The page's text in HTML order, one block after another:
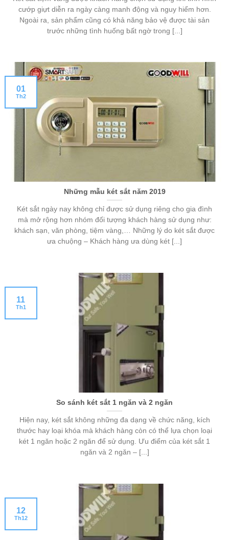
cướp giựt diễn ra ngày càng manh động và nguy hiểm hơn.
Ngoài ra, sản phẩm cũng có khả năng bảo vệ được tài sản
trước những tình huống bất ngờ trong [...]
Những mẫu két sắt năm 2019
Két sắt ngày nay không chỉ được sử dụng riêng cho gia đình
mà mở rộng hơn nhóm đối tượng khách hàng sử dụng như:
khách sạn, văn phòng, tiệm vàng,… Những lý do két sắt được
ưa chuộng – Khách hàng ưa dùng két [...]
01
Th2
So sánh két sắt 1 ngăn và 2 ngăn
Hiện nay, két sắt không những đa dạng về chức năng, kích
thước hay loại khóa mà khách hàng còn có thể lựa chọn loại
két 1 ngăn hoặc 2 ngăn để sử dụng. Ưu điểm của két sắt 1
ngăn và 2 ngăn – [...]
11
Th1
12
Th12